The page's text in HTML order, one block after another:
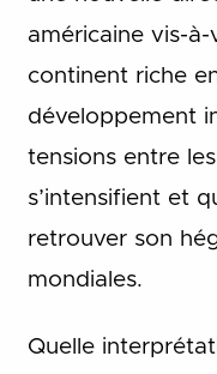
américaine vis-à-
continent riche
développement
tensions entre
s’intensifient et
retrouver son
mondiales.
Quelle